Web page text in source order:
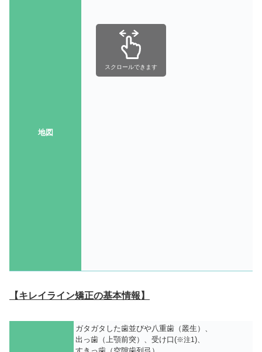
地図
スクロールできます
【キレイライン矯正の基本情報】
ガタガタした歯並びや八重歯（叢生）、
出っ歯（上顎前突）、受け口(※注1)、